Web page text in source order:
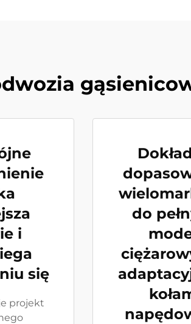
i
się
projekt
do